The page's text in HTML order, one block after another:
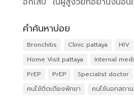
คำค้นหาบ่อย
Bronchitis Clinic pattaya HIV
Home Visit pattaya
Internal
PrEP
PrEP Specialist doctor
คนไข้ติดเตียงพัทยา
คนไข้นอกสถา